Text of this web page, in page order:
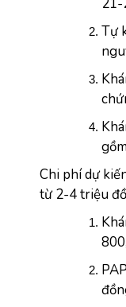
Tự
Chi phí dự
từ 2-4 triệu